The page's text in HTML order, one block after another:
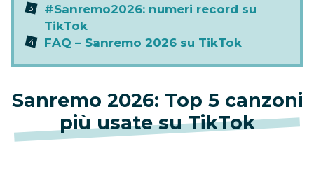
#Sanremo2026: numeri record su
TikTok
FAQ – Sanremo 2026 su TikTok
Sanremo 2026: Top 5 canzoni
più usate su TikTok